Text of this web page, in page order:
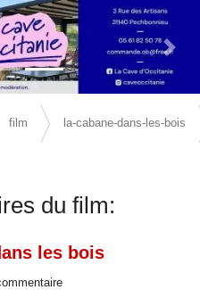
Next
film la-cabane-dans-les-bois
du film:
les bois